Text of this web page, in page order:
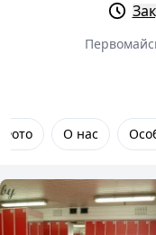
Фото О нас